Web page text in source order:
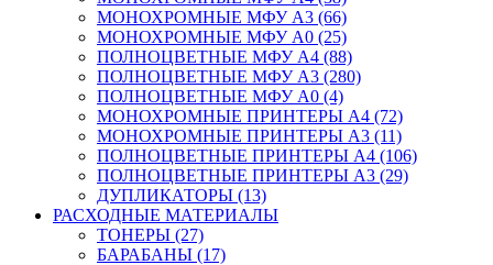
МОНОХРОМНЫЕ МФУ А3 (66)
МОНОХРОМНЫЕ МФУ А0 (25)
ПОЛНОЦВЕТНЫЕ МФУ А4 (88)
ПОЛНОЦВЕТНЫЕ МФУ А3 (280)
ПОЛНОЦВЕТНЫЕ МФУ А0 (4)
МОНОХРОМНЫЕ ПРИНТЕРЫ А4 (72)
МОНОХРОМНЫЕ ПРИНТЕРЫ А3 (11)
ПОЛНОЦВЕТНЫЕ ПРИНТЕРЫ А4 (106)
ПОЛНОЦВЕТНЫЕ ПРИНТЕРЫ А3 (29)
ДУПЛИКАТОРЫ (13)
РАСХОДНЫЕ МАТЕРИАЛЫ
ТОНЕРЫ (27)
БАРАБАНЫ (17)